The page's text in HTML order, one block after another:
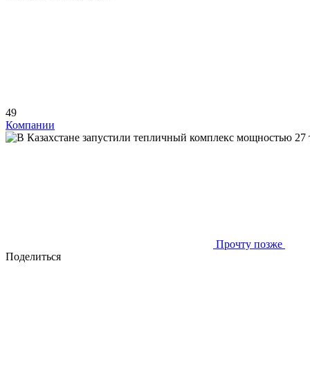
49
Компании
Прочту позже
Поделиться